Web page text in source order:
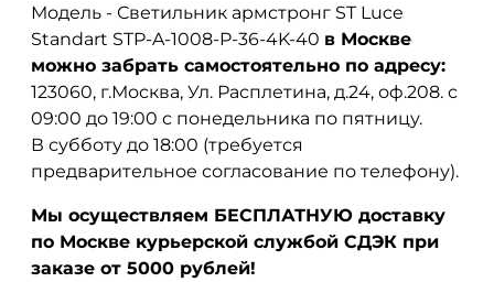
Модель - Светильник армстронг ST Luce
Standart STP-A-1008-P-36-4K-40 в Москве
можно забрать самостоятельно по адресу:
123060, г.Москва, Ул. Расплетина, д.24, оф.208. с
09:00 до 19:00 с понедельника по пятницу.
В субботу до 18:00 (требуется
предварительное согласование по телефону).
Мы осуществляем БЕСПЛАТНУЮ доставку
по Москве курьерской службой СДЭК при
заказе от 5000 рублей!